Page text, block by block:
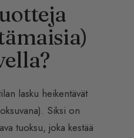
lasku heikentävät
Siksi on
tuoksu, joka kestää